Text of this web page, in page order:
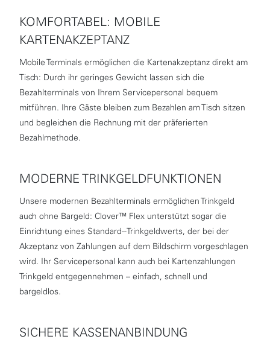
KOMFORTABEL: MOBILE
KARTENAKZEPTANZ
Mobile Terminals ermöglichen die Kartenakzeptanz direkt am
Tisch: Durch ihr geringes Gewicht lassen sich die
Bezahlterminals von Ihrem Servicepersonal bequem
mitführen. Ihre Gäste bleiben zum Bezahlen am Tisch sitzen
und begleichen die Rechnung mit der präferierten
Bezahlmethode.
MODERNE TRINKGELDFUNKTIONEN
Unsere modernen Bezahlterminals ermöglichen Trinkgeld
auch ohne Bargeld: Clover™ Flex unterstützt sogar die
Einrichtung eines Standard--Trinkgeldwerts, der bei der
Akzeptanz von Zahlungen auf dem Bildschirm vorgeschlagen
wird. Ihr Servicepersonal kann auch bei Kartenzahlungen
Trinkgeld entgegennehmen – einfach, schnell und
bargeldlos.
SICHERE KASSENANBINDUNG